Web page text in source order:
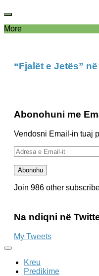
More
“Fjalët e Jetës”
Abonohuni me
Vendosni Email-in tuaj
Adresa
e
Email-
it
Abonohu
Join 986 other
Na ndiqni në
My Tweets
Kreu
Predikime